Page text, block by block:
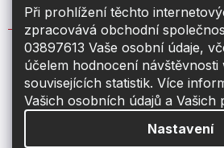
Při prohlížení těchto
zpracovává obchodní
03897613 Vaše osobní údaje,
účelem hodnocení
souvisejících statistik. Více
Vašich osobních údajů a Vašich
Nastavení
KONTAKT
info@
774 19 55